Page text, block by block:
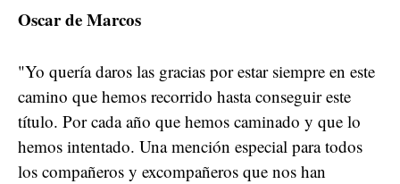
Oscar de Marcos
"Yo quería daros las gracias por estar siempre en este
camino que hemos recorrido hasta conseguir este
título. Por cada año que hemos caminado y que lo
hemos intentado. Una mención especial para todos
los compañeros y excompañeros que nos han